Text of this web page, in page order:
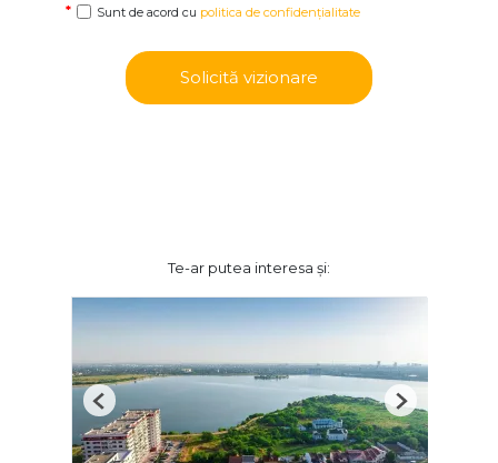
Sunt de acord cu politica de confidențialitate
Solicită vizionare
Te-ar putea interesa și:
Previous Next